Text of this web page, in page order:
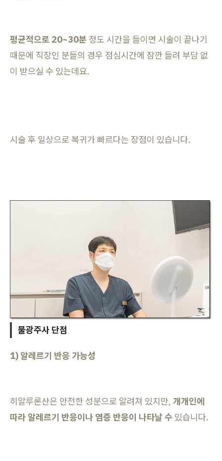
평균적으로 20~30분 정도 시간을 들이면 시술이 끝나기
때문에 직장인 분들의 경우 점심시간에 잠깐 들려 부담 없
이 받으실 수 있는데요.
시술 후 일상으로 복귀가 빠르다는 장점이 있습니다.
물광주사 단점
1) 알레르기 반응 가능성
히알루론산은 안전한 성분으로 알려져 있지만, 개개인에
따라 알레르기 반응이나 염증 반응이 나타날 수 있습니다.